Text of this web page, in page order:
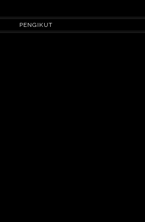
PENGIKUT